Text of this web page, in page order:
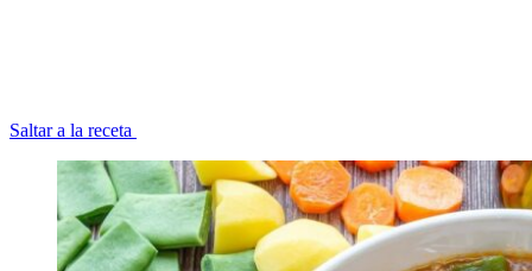
Saltar a la receta